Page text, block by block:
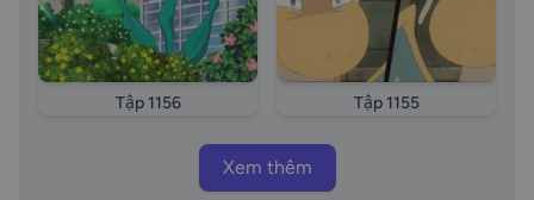
vietsub Pokemon 2021 tap 1161 thuyet minh
Pokemon 2021 tap 1161 long tieng
Tập 1156 Tập 1155
Xem thêm